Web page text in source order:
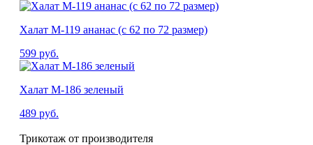
Халат М-119 ананас (с 62 по 72 размер)
599 руб.
Халат М-186 зеленый
489 руб.
Трикотаж от производителя